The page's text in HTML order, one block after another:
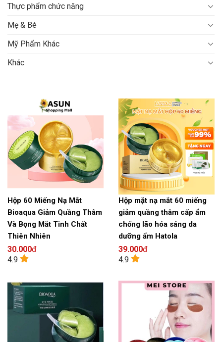
Thực phẩm chức năng
Mẹ & Bé
Mỹ Phẩm Khác
Khác
Hộp 60 Miếng Nạ Mắt
Bioaqua Giảm Quầng Thâm
Và Bọng Mắt Tinh Chất
Thiên Nhiên
30.000đ
4.9
Hộp mặt nạ mắt 60 miếng
giảm quầng thâm cấp ẩm
chống lão hóa sáng da
dưỡng ẩm Hatola
39.000đ
4.9